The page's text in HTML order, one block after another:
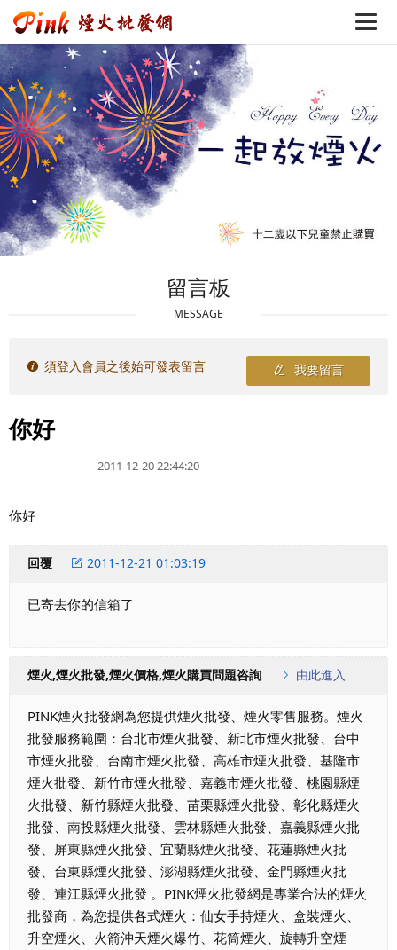
留言板
MESSAGE
須登入會員之後始可發表留言 我要留言
你好
2011-12-20 22:44:20
你好
回覆 2011-12-21 01:03:19
已寄去你的信箱了
煙火,煙火批發,煙火價格,煙火購買問題咨詢 由此進入
PINK煙火批發網為您提供煙火批發、煙火零售服務。煙火
批發服務範圍：台北市煙火批發、新北市煙火批發、台中
市煙火批發、台南市煙火批發、高雄市煙火批發、基隆市
煙火批發、新竹市煙火批發、嘉義市煙火批發、桃園縣煙
火批發、新竹縣煙火批發、苗栗縣煙火批發、彰化縣煙火
批發、南投縣煙火批發、雲林縣煙火批發、嘉義縣煙火批
發、屏東縣煙火批發、宜蘭縣煙火批發、花蓮縣煙火批
發、台東縣煙火批發、澎湖縣煙火批發、金門縣煙火批
發、連江縣煙火批發 。PINK煙火批發網是專業合法的煙火
批發商，為您提供各式煙火：仙女手持煙火、盒裝煙火、
升空煙火、火箭沖天煙火爆竹、花筒煙火、旋轉升空煙